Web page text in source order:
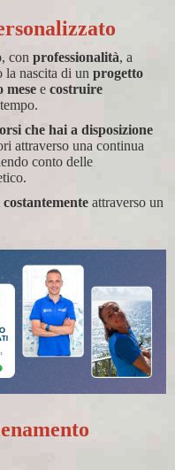
, con professionalità, a
la nascita di un progetto
mese e costruire
che hai a disposizione
attraverso una continua
conto delle
attraverso un